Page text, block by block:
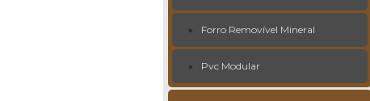
Forro Removível Mineral
Pvc Modular